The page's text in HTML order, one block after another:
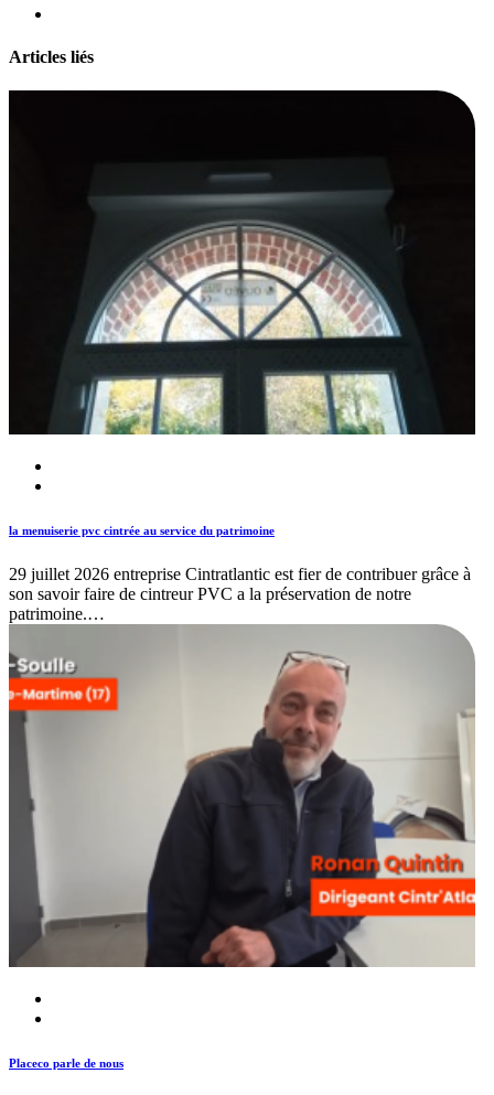
Articles liés
la menuiserie pvc cintrée au service du patrimoine
29 juillet 2026 entreprise Cintratlantic est fier de contribuer grâce à
son savoir faire de cintreur PVC a la préservation de notre
patrimoine.…
Placeco parle de nous